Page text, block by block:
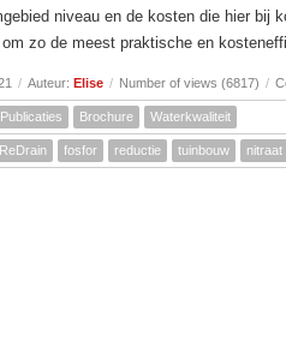
niveau en de kosten die hier bij
zo de meest praktische en
/ Auteur: Elise / Number of views (6817) /
Publicaties Brochure Waterkwaliteit
fosfor reductie tuinbouw nitraat